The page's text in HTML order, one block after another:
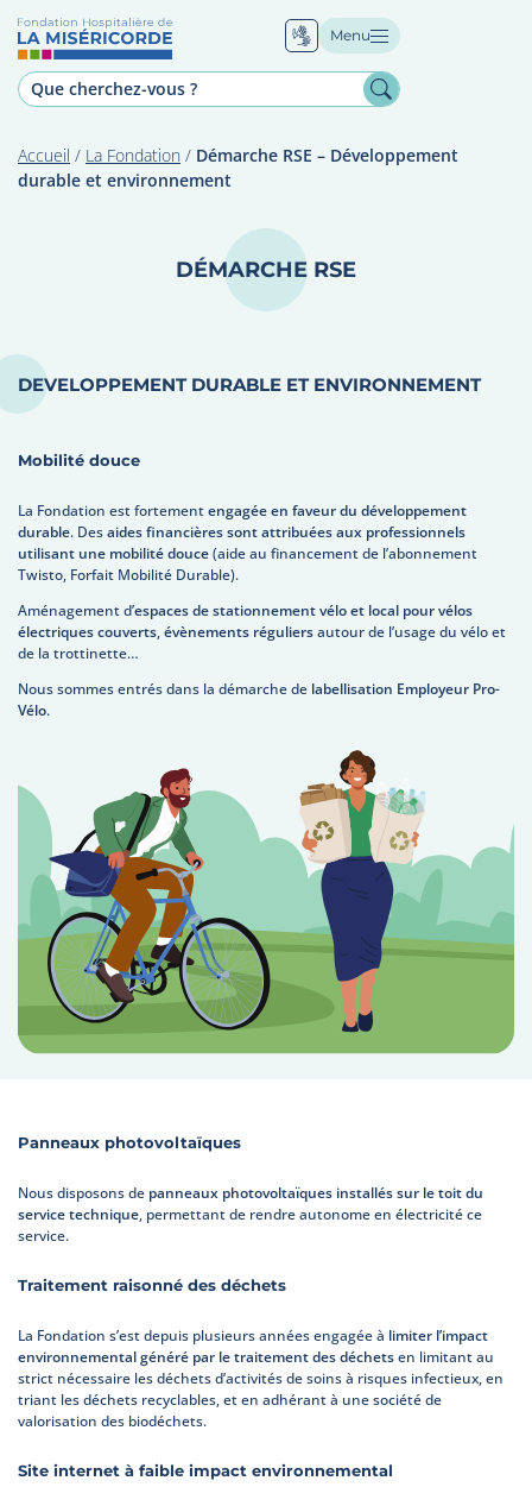
Menu
Accueil / La Fondation / Démarche RSE – Développement
durable et environnement
DÉMARCHE RSE
DEVELOPPEMENT DURABLE ET ENVIRONNEMENT
Mobilité douce
La Fondation est fortementengagée en faveur du développement
durable. Desaides financières sont attribuées aux professionnels
utilisant une mobilité douce(aide au financement de l’abonnement
Twisto, Forfait Mobilité Durable).
Aménagement d’espaces de stationnement vélo et local pour vélos
électriques couverts,évènements réguliersautour de l’usage du vélo et
de la trottinette…
Nous sommes entrés dans la démarche de labellisation Employeur Pro-
Vélo.
Panneaux photovoltaïques
Nous disposons de panneaux photovoltaïques installés sur le toit du
service technique, permettant de rendre autonome en électricité ce
service.
Traitement raisonné des déchets
La Fondation s’est depuis plusieurs années engagée à limiter l’impact
environnemental généré par le traitement des déchetsen limitant au
strict nécessaire les déchets d’activités de soins à risques infectieux, en
triant les déchets recyclables, et en adhérant à une société de
valorisation des biodéchets.
Site internet à faible impact environnemental